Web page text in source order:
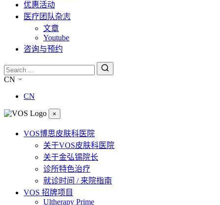
优惠活动
医疗团队杂志
文章
Youtube
咨询与预约
CN
CN
×
VOS博思皮肤科医院
关于VOS皮肤科医院
关于金弘锡院长
诊所特色治疗
就诊时间 / 来院指南
VOS 招牌项目
Ultherapy Prime